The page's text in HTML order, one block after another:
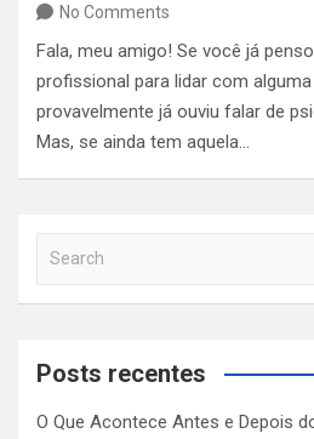
No Comments
Fala, meu amigo! Se você já
profissional para lidar com
provavelmente já ouviu falar de
Mas, se ainda tem aquela…
a
c
Posts recentes
O Que Acontece Antes e Depois